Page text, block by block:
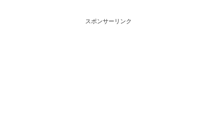
スポンサーリンク